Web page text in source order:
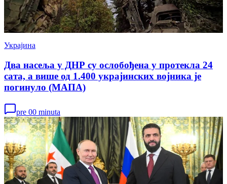
Украјина
Два насеља у ДНР су ослобођена у протекла 24
сата, а више од 1.400 украјинских војника је
погинуло (МАПА)
pre 00 minuta